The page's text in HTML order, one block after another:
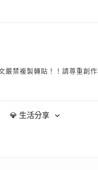
禁複製轉貼！！請尊重創
💎 生活分享